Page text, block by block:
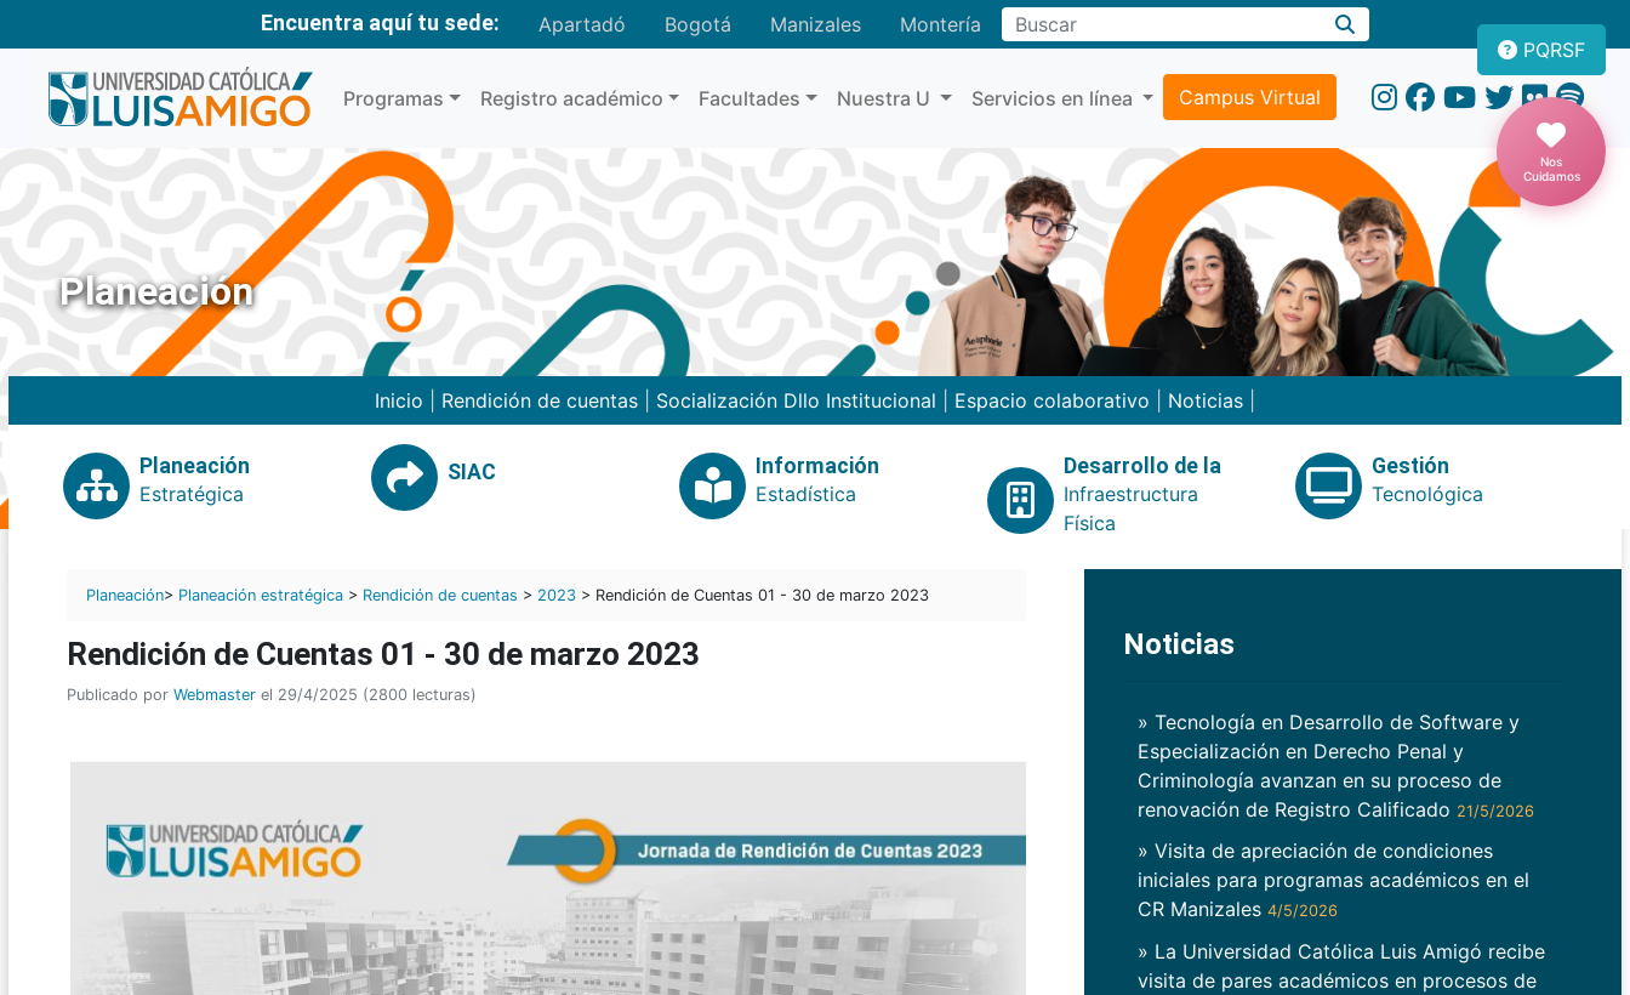
Encuentra aquí tu sede: Apartadó Bogotá Manizales MonteríaBuscar
Programas Registro académico Facultades Nuestra U Servicios en línea Campus Virtual
PQRSF
Nos
Cuidamos
Planeación
Inicio Rendición de cuentas Socialización Dllo Institucional Espacio colaborativo Noticias
Planeación
Estratégica
SIAC
Información
Estadística
Desarrollo de la
Infraestructura
Física
Gestión
Tecnológica
Planeación> Planeación estratégica > Rendición de cuentas > 2023 > Rendición de Cuentas 01 - 30 de marzo 2023
Rendición de Cuentas 01 - 30 de marzo 2023
Publicado por Webmaster el 29/4/2025 (2800 lecturas)
Noticias
» Tecnología en Desarrollo de Software y
Especialización en Derecho Penal y
Criminología avanzan en su proceso de
renovación de Registro Calificado 21/5/2026
» Visita de apreciación de condiciones
iniciales para programas académicos en el
CR Manizales 4/5/2026
» La Universidad Católica Luis Amigó recibe
visita de pares académicos en procesos de